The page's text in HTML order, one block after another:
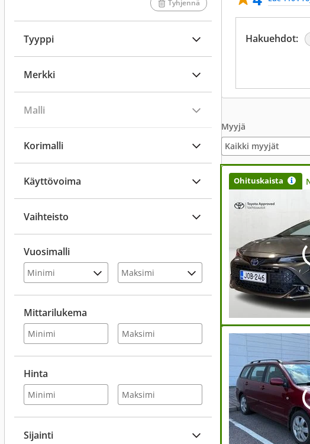
Tyhjennä
Tyyppi
Merkki
Malli
Korimalli
Käyttövoima
Vaihteisto
Vuosimalli
Mittarilukema
Hinta
Sijainti
Hakuehdot:
Myyjä
Kaikki myyjät
Ohituskaista